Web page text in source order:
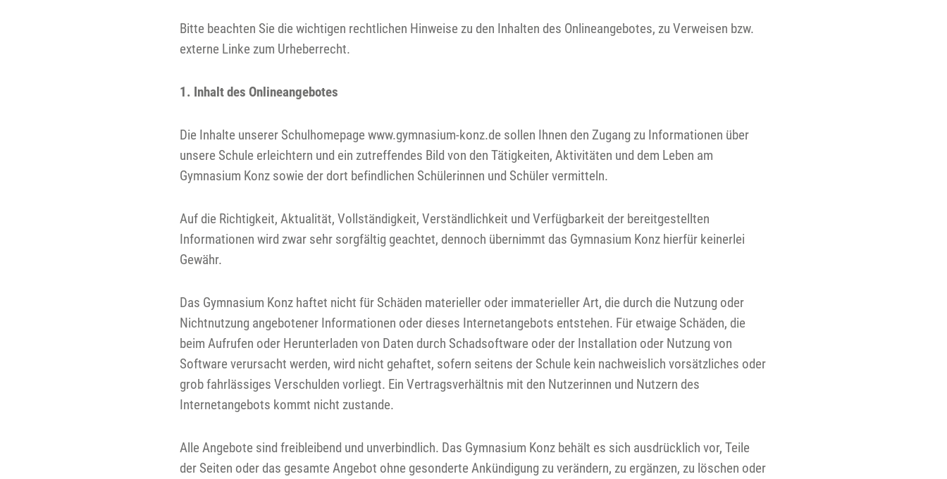
Bitte beachten Sie die wichtigen rechtlichen Hinweise zu den Inhalten des Onlineangebotes, zu Verweisen bzw.
externe Linke zum Urheberrecht.
1. Inhalt des Onlineangebotes
Die Inhalte unserer Schulhomepage www.gymnasium-konz.de sollen Ihnen den Zugang zu Informationen über
unsere Schule erleichtern und ein zutreffendes Bild von den Tätigkeiten, Aktivitäten und dem Leben am
Gymnasium Konz sowie der dort befindlichen Schülerinnen und Schüler vermitteln.
Auf die Richtigkeit, Aktualität, Vollständigkeit, Verständlichkeit und Verfügbarkeit der bereitgestellten
Informationen wird zwar sehr sorgfältig geachtet, dennoch übernimmt das Gymnasium Konz hierfür keinerlei
Gewähr.
Das Gymnasium Konz haftet nicht für Schäden materieller oder immaterieller Art, die durch die Nutzung oder
Nichtnutzung angebotener Informationen oder dieses Internetangebots entstehen. Für etwaige Schäden, die
beim Aufrufen oder Herunterladen von Daten durch Schadsoftware oder der Installation oder Nutzung von
Software verursacht werden, wird nicht gehaftet, sofern seitens der Schule kein nachweislich vorsätzliches oder
grob fahrlässiges Verschulden vorliegt. Ein Vertragsverhältnis mit den Nutzerinnen und Nutzern des
Internetangebots kommt nicht zustande.
Alle Angebote sind freibleibend und unverbindlich. Das Gymnasium Konz behält es sich ausdrücklich vor, Teile
der Seiten oder das gesamte Angebot ohne gesonderte Ankündigung zu verändern, zu ergänzen, zu löschen oder